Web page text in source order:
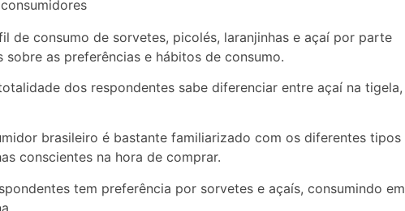
de consumo de sorvetes, picolés, laranjinhas e açaí por parte
as preferências e hábitos de consumo.
dos respondentes sabe diferenciar entre açaí na tigela,
brasileiro é bastante familiarizado com os diferentes tipos
conscientes na hora de comprar.
tem preferência por sorvetes e açaís, consumindo em